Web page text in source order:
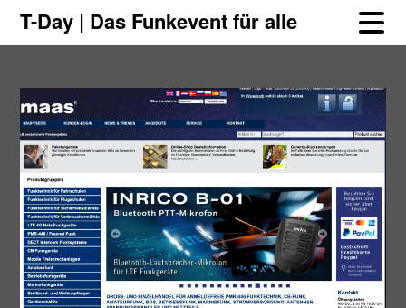
Skip
SkipT-Day | Das Funkevent für alle